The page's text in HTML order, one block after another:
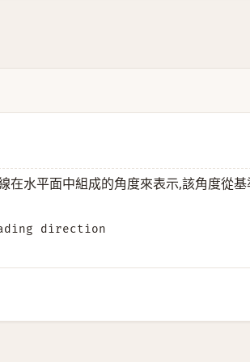
在水平面中組成的角度來表示,該角度從
direction